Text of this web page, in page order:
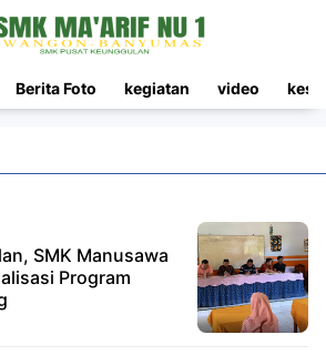
Berita Foto kegiatan video
SMK Manusawa